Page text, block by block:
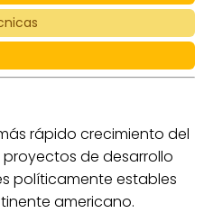
rápido crecimiento del
de desarrollo
políticamente estables
americano.